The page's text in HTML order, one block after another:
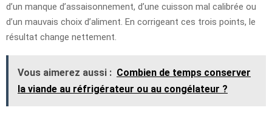
d’un manque d’assaisonnement, d’une cuisson mal calibrée ou
d’un mauvais choix d’aliment. En corrigeant ces trois points, le
résultat change nettement.
Vous aimerez aussi : Combien de temps conserver
la viande au réfrigérateur ou au congélateur ?